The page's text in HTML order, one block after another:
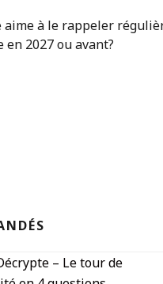
à le rappeler
2027 ou avant?